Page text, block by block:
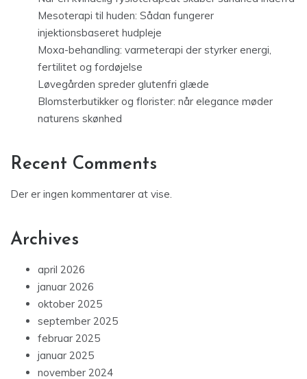
Mesoterapi til huden: Sådan fungerer
injektionsbaseret hudpleje
Moxa-behandling: varmeterapi der styrker energi,
fertilitet og fordøjelse
Løvegården spreder glutenfri glæde
Blomsterbutikker og florister: når elegance møder
naturens skønhed
Recent Comments
Der er ingen kommentarer at vise.
Archives
april 2026
januar 2026
oktober 2025
september 2025
februar 2025
januar 2025
november 2024